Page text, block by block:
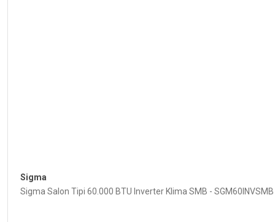
Sigma
Sigma Salon Tipi 60.000 BTU Inverter Klima SMB - SGM60INVSMB